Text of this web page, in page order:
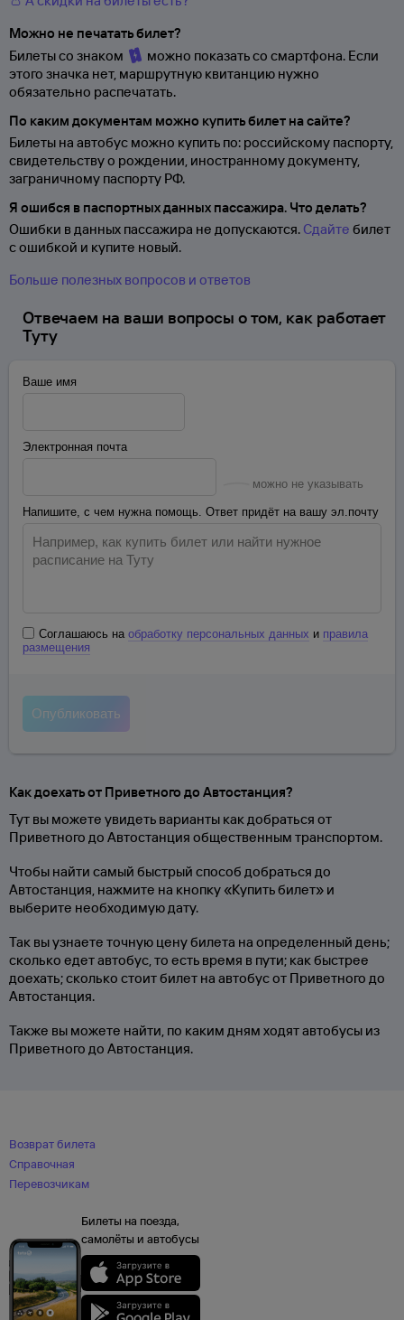
Можно не печатать билет?
Билеты со знаком
можно показать со смартфона. Если
этого значка нет, маршрутную квитанцию нужно
обязательно распечатать.
По каким документам можно купить билет на сайте?
Билеты на автобус можно купить по: российскому паспорту,
свидетельству о рождении, иностранному документу,
заграничному паспорту РФ.
Я ошибся в паспортных данных пассажира. Что делать?
Ошибки в данных пассажира не допускаются. Сдайте билет
с ошибкой и купите новый.
Больше полезных вопросов и ответов
Отвечаем на ваши вопросы о том, как работает
Туту
Ваше имя
Электронная почта
можно не указывать
Напишите, с чем нужна помощь. Ответ придёт на вашу эл.почту
Соглашаюсь на обработку персональных данных и правила
размещения
Как доехать от Приветного до Автостанция?
Тут вы можете увидеть варианты как добраться от
Приветного до Автостанция общественным транспортом.
Чтобы найти самый быстрый способ добраться до
Автостанция, нажмите на кнопку «Купить билет» и
выберите необходимую дату.
Так вы узнаете точную цену билета на определенный день;
сколько едет автобус, то есть время в пути; как быстрее
доехать; сколько стоит билет на автобус от Приветного до
Автостанция.
Также вы можете найти, по каким дням ходят автобусы из
Приветного до Автостанция.
Возврат билета
Справочная
Перевозчикам
Билеты на поезда,
самолёты и автобусы